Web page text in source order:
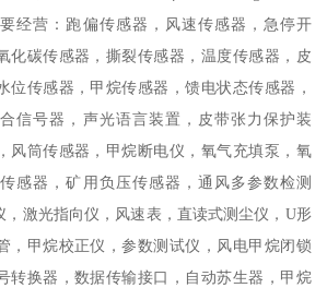
经营：跑偏传感器，风速传感器，急停开
化碳传感器，撕裂传感器，温度传感器，皮
位传感器，甲烷传感器，馈电状态传感器，
信号器，声光语言装置，皮带张力保护装
风筒传感器，甲烷断电仪，氧气充填泵，氧
感器，矿用负压传感器，通风多参数检测
，激光指向仪，风速表，直读式测尘仪，U形
，甲烷校正仪，参数测试仪，风电甲烷闭锁
转换器，数据传输接口，自动苏生器，甲烷